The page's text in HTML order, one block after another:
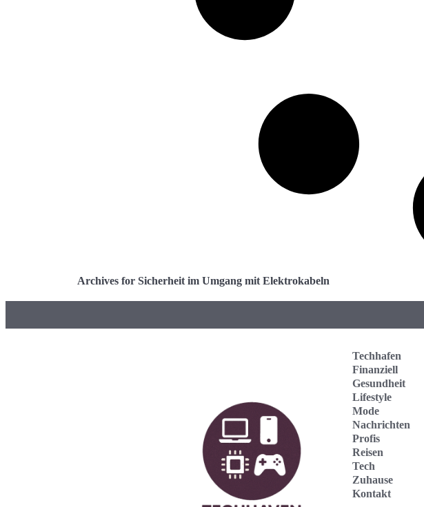
Archives for Sicherheit im Umgang mit Elektrokabeln
Techhafen
Finanziell
Gesundheit
Lifestyle
Mode
Nachrichten
Profis
Reisen
Tech
Zuhause
Kontakt